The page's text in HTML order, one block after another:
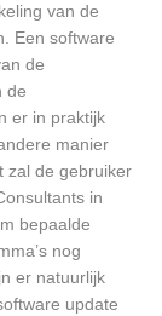
van de
Een software
de
de
er in praktijk
manier
zal de gebruiker
in
bepaalde
nog
er natuurlijk
update